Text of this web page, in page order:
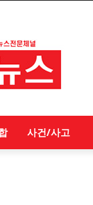
사건/사고